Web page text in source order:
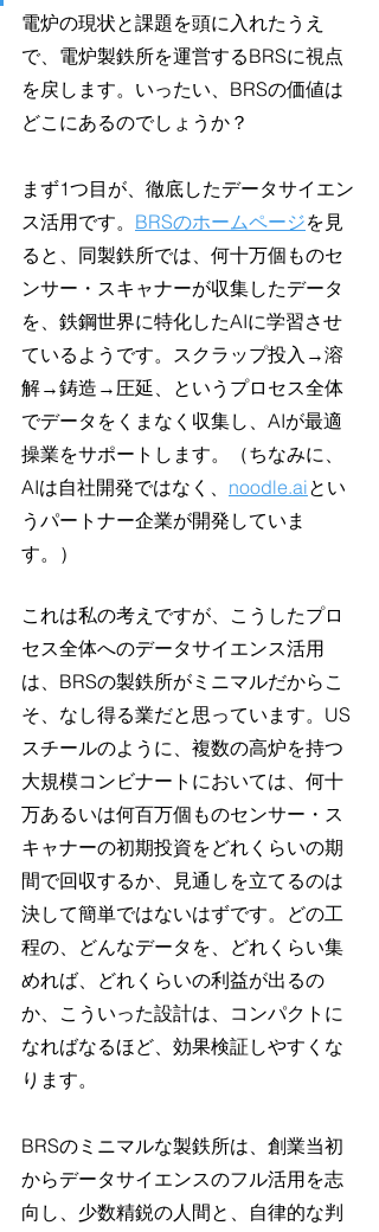
電炉の現状と課題を頭に入れたうえ
で、電炉製鉄所を運営するBRSに視点
を戻します。いったい、BRSの価値は
どこにあるのでしょうか？
まず1つ目が、徹底したデータサイエン
ス活用です。 BRSのホームページを見
ると、同製鉄所では、何十万個ものセ
ンサー・スキャナーが収集したデータ
を、鉄鋼世界に特化したAIに学習させ
ているようです。スクラップ投入→溶
解→鋳造→圧延、というプロセス全体
でデータをくまなく収集し、AIが最適
操業をサポートします。（ちなみに、
AIは自社開発ではなく、 noodle.aiとい
うパートナー企業が開発していま
す。）
これは私の考えですが、こうしたプロ
セス全体へのデータサイエンス活用
は、BRSの製鉄所がミニマルだからこ
そ、なし得る業だと思っています。US
スチールのように、複数の高炉を持つ
大規模コンビナートにおいては、何十
万あるいは何百万個ものセンサー・ス
キャナーの初期投資をどれくらいの期
間で回収するか、見通しを立てるのは
決して簡単ではないはずです。どの工
程の、どんなデータを、どれくらい集
めれば、どれくらいの利益が出るの
か、こういった設計は、コンパクトに
なればなるほど、効果検証しやすくな
ります。
BRSのミニマルな製鉄所は、創業当初
からデータサイエンスのフル活用を志
向し、少数精鋭の人間と、自律的な判